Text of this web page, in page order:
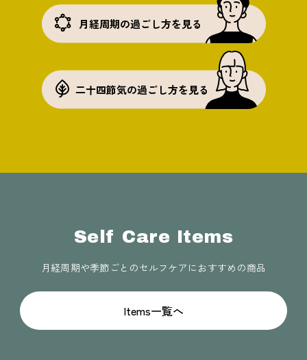
月経周期の過ごし方を見る
二十四節気の過ごし方を見る
Self Care Items
月経周期や季節ごとのセルフケアにおすすめの商品
Items一覧へ